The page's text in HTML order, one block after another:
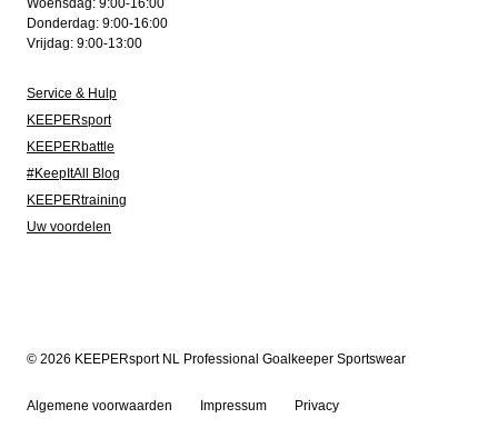
Woensdag: 9:00-16:00
Donderdag: 9:00-16:00
Vrijdag: 9:00-13:00
Service & Hulp
KEEPERsport
KEEPERbattle
#KeepItAll Blog
KEEPERtraining
Uw voordelen
© 2026 KEEPERsport NL Professional Goalkeeper Sportswear
Algemene voorwaarden Impressum Privacy